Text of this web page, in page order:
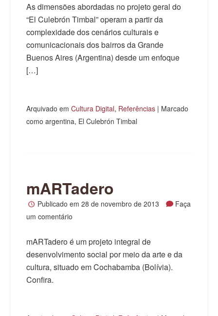
As dimensões abordadas no projeto geral do
“El Culebrón Timbal” operam a partir da
complexidade dos cenários culturais e
comunicacionais dos bairros da Grande
Buenos Aires (Argentina) desde um enfoque
[…]
Arquivado emCultura Digital, Referências | Marcado
como argentina, El Culebrón Timbal
mARTadero
Publicado em 28 de novembro de 2013
Faça
um comentário
mARTadero é um projeto integral de
desenvolvimento social por meio da arte e da
cultura, situado em Cochabamba (Bolívia).
Confira.